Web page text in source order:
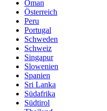
Oman
Österreich
Peru
Portugal
Schweden
Schweiz
Singapur
Slowenien
Spanien
Sri Lanka
Südafrika
Südtirol